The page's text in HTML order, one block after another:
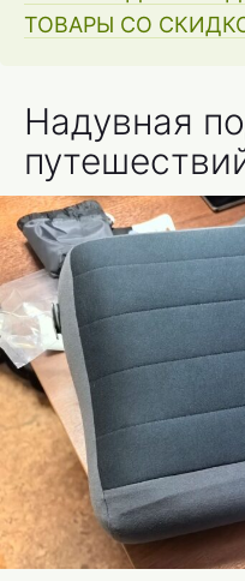
ТОВАРЫ СО
Надувная